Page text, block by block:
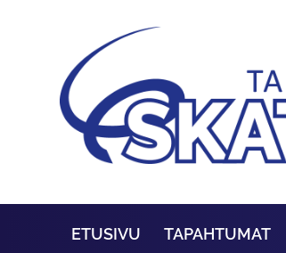
ETUSIVU TAPAHTUMAT